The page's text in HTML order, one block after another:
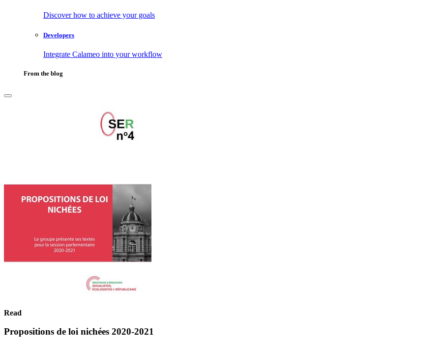
Discover how to achieve your goals
Developers
Integrate Calameo into your workflow
From the blog
Read
Propositions de loi nichées 2020-2021